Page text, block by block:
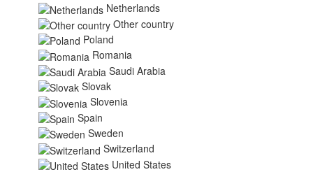
Netherlands
Other country
Poland
Romania
Saudi Arabia
Slovak
Slovenia
Spain
Sweden
Switzerland
United States